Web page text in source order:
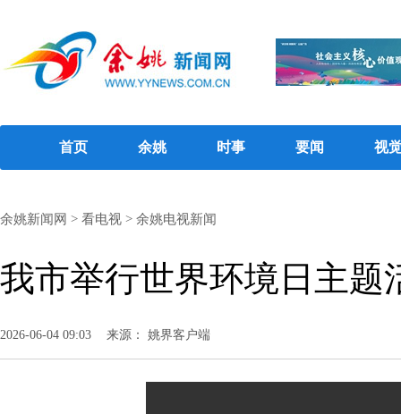
首页 余姚 时事 要闻 视
余姚新闻网 > 看电视 > 余姚电视新闻
我市举行世界环境日主题
2026-06-04 09:03 来源： 姚界客户端